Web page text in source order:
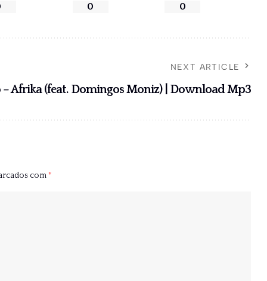
0 0
NEXT ARTICLE
Afrika (feat. Domingos Moniz) | Download Mp3
com*